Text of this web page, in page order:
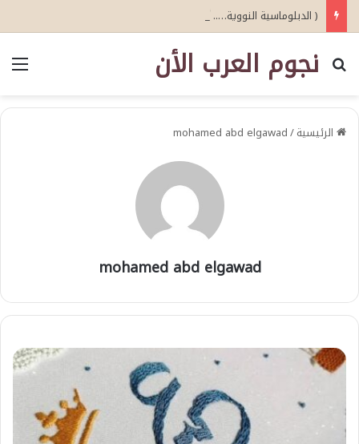
( الدبلوماسية النووية….. أحدث اصدارات أبو عيطة )
نجوم العرب الأن
بحث عن
الرئيسية/
mohamed abd elgawad
mohamed abd elgawad